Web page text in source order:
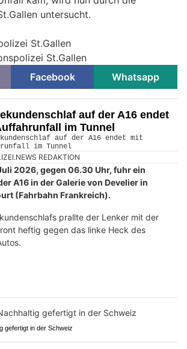
untersucht.
St.Gallen
St.Gallen
Facebook Whatsapp
auf der A16 endet
im Tunnel
REDAKTION
2026, gegen 06.30 Uhr, fuhr ein
A16 in der Galerie von Develier in
(Fahrbahn Frankreich).
prallte der Lenker mit der
heftig gegen das linke Heck des
gefertigt in der Schweiz